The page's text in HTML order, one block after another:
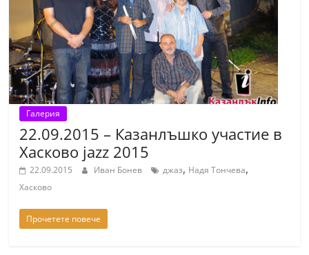
Галерия
22.09.2015 – Казанлъшко участие в
Хасково jazz 2015
22.09.2015 Иван Бонев джаз, Надя Тончева,
Хасково
Прочетете повече